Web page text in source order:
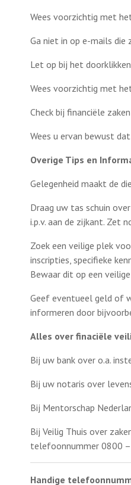
Wees voorzichtig met
Ga niet in op e-mails
Let op bij het
Wees voorzichtig met
Check bij financiële
Wees u ervan bewust
Overige Tips en
Gelegenheid maakt de
Draag uw tas schuin
i.p.v. aan de zijkant. Zet
Zoek een veilige plek
inscripties, specifieke
Bewaar dit op een
Geef eventueel geld of
informeren door
Alles over finaciële
Bij uw bank over o.a.
Bij uw notaris over
Bij Mentorschap
Bij Veilig Thuis over
telefoonnummer 0800
Handige